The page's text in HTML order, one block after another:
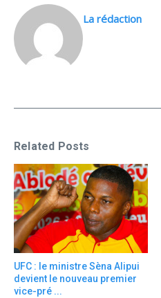
La rédaction
Related Posts
UFC : le ministre Sèna Alipui
devient le nouveau premier
vice-pré ...